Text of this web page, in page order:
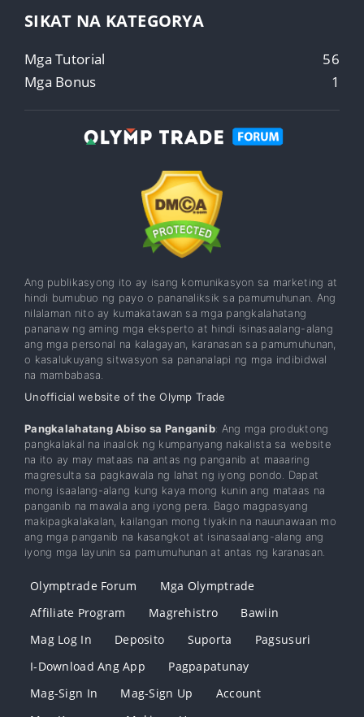
SIKAT NA KATEGORYA
Mga Tutorial
56
Mga Bonus
1
Ang publikasyong ito ay isang komunikasyon sa marketing at
hindi bumubuo ng payo o pananaliksik sa pamumuhunan. Ang
nilalaman nito ay kumakatawan sa mga pangkalahatang
pananaw ng aming mga eksperto at hindi isinasaalang-alang
ang mga personal na kalagayan, karanasan sa pamumuhunan,
o kasalukuyang sitwasyon sa pananalapi ng mga indibidwal
na mambabasa.
Unofficial website of the Olymp Trade
Pangkalahatang Abiso sa Panganib: Ang mga produktong
pangkalakal na inaalok ng kumpanyang nakalista sa website
na ito ay may mataas na antas ng panganib at maaaring
magresulta sa pagkawala ng lahat ng iyong pondo. Dapat
mong isaalang-alang kung kaya mong kunin ang mataas na
panganib na mawala ang iyong pera. Bago magpasyang
makipagkalakalan, kailangan mong tiyakin na nauunawaan mo
ang mga panganib na kasangkot at isinasaalang-alang ang
iyong mga layunin sa pamumuhunan at antas ng karanasan.
Olymptrade Forum
Mga Olymptrade
Affiliate Program
Magrehistro
Bawiin
Mag Log In
Deposito Suporta
Pagsusuri
I-Download Ang App
Pagpapatunay
Mag-Sign In
Mag-Sign Up
Account